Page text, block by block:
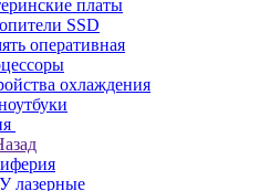
платы
SSD
оперативная
охлаждения
лазерные